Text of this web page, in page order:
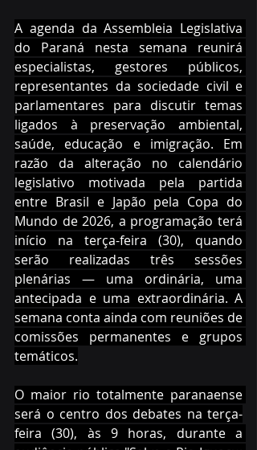
A agenda da Assembleia Legislativa
do Paraná nesta semana reunirá
especialistas, gestores públicos,
representantes da sociedade civil e
parlamentares para discutir temas
ligados à preservação ambiental,
saúde, educação e imigração. Em
razão da alteração no calendário
legislativo motivada pela partida
entre Brasil e Japão pela Copa do
Mundo de 2026, a programação terá
início na terça-feira (30), quando
serão realizadas três sessões
plenárias — uma ordinária, uma
antecipada e uma extraordinária. A
semana conta ainda com reuniões de
comissões permanentes e grupos
temáticos.
O maior rio totalmente paranaense
será o centro dos debates na terça-
feira (30), às 9 horas, durante a